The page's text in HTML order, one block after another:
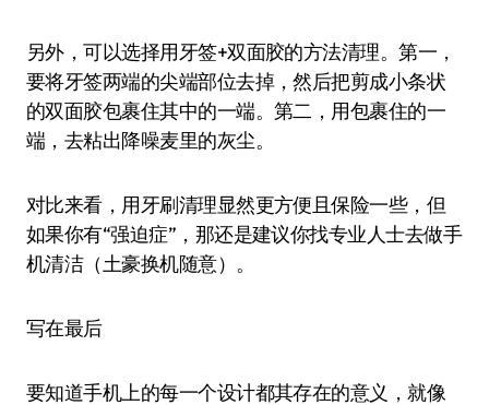
另外，可以选择用牙签+双面胶的方法清理。第一，
要将牙签两端的尖端部位去掉，然后把剪成小条状
的双面胶包裹住其中的一端。第二，用包裹住的一
端，去粘出降噪麦里的灰尘。
对比来看，用牙刷清理显然更方便且保险一些，但
如果你有“强迫症”，那还是建议你找专业人士去做手
机清洁（土豪换机随意）。
写在最后
要知道手机上的每一个设计都其存在的意义，就像